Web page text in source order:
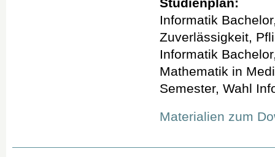
Informatik
Zuverlässigkeit,
Informatik
Mathematik in
Semester, Wahl
Materialien zum